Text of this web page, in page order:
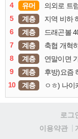
4
유머 의외로 트
5
계층 지역 비하
6
계층 드래곤볼
7
계층 축협 개혁
8
계층 연말이면
9
계층 후방)요즘
10
계층 ㅇㅎ) 나
로그
이용약관